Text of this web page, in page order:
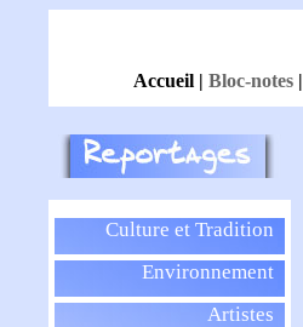
Accueil | Bloc-notes |
Culture et Tradition
Environnement
Artistes